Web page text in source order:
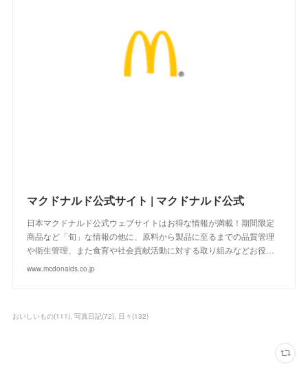
マクドナルド公式サイト | マクドナルド公式
日本マクドナルド公式ウェブサイトはお得な情報が満載！期間限定
商品など「旬」な情報の他に、原料から製品に至るまでの品質管理
や衛生管理、また食育や社会貢献活動に対する取り組みなどお役…
www.mcdonalds.co.jp
おいしいもの(111) 写真日記(72) 日々 (132)